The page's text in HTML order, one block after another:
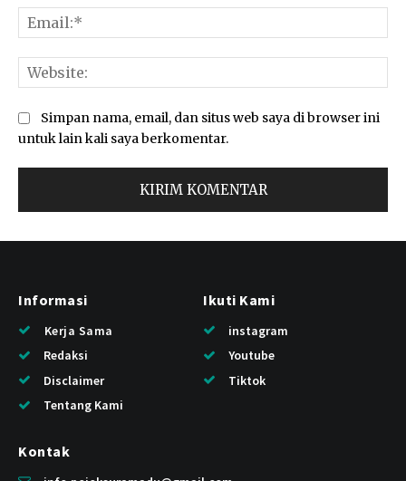
Simpan nama, email, dan situs web saya di browser ini
untuk lain kali saya berkomentar.
Informasi
Kerja Sama
Redaksi
Disclaimer
Tentang Kami
Ikuti Kami
instagram
Youtube
Tiktok
Kontak